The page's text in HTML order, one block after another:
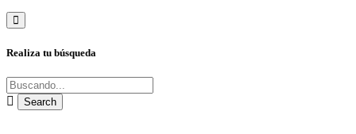
Realiza tu búsqueda